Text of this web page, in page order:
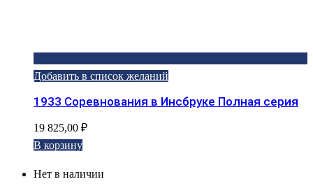
Добавить в список желаний
1933 Соревнования в Инсбруке Полная серия
19 825,00 ₽
В корзину
Нет в наличии